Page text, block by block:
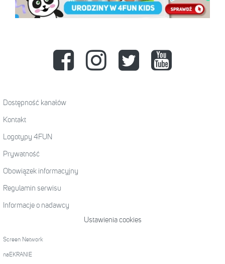
Dostępność kanałów
Kontakt
Logotypy 4FUN
Prywatność
Obowiązek informacyjny
Regulamin serwisu
Informacje o nadawcy
Ustawienia cookies
Screen Network
naEKRANIE